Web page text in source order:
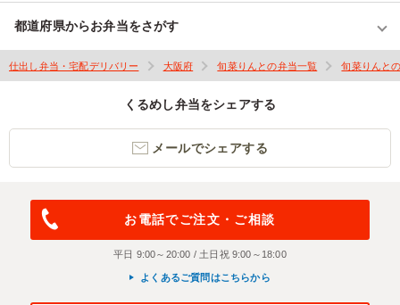
都道府県からお弁当をさがす
仕出し弁当・宅配デリバリー 大阪府 旬菜りんとの弁当一覧 旬菜りんと
くるめし弁当をシェアする
メールでシェアする
お電話でご注文・ご相談
平日 9:00～20:00 / 土日祝 9:00～18:00
よくあるご質問はこちらから